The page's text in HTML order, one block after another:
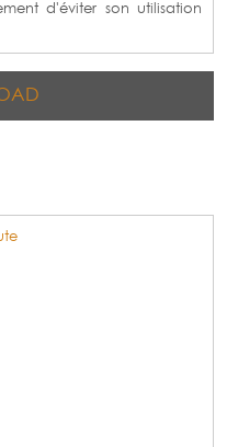
d'éviter son utilisation